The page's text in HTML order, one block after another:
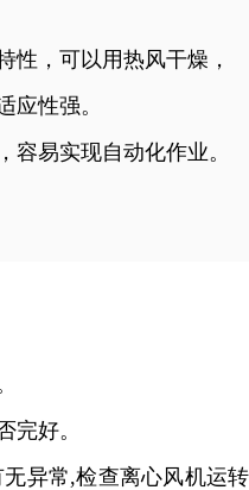
，可以用热风干燥，
应性强。
易实现自动化作业。
完好。
异常,检查离心风机运转